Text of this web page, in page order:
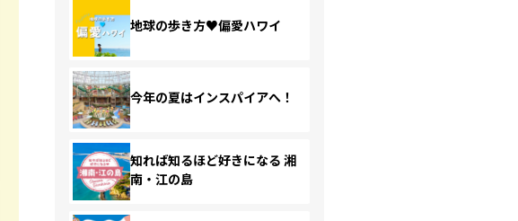
地球の歩き方♥偏愛ハワイ
今年の夏はインスパイアへ！
知れば知るほど好きになる 湘
南・江の島